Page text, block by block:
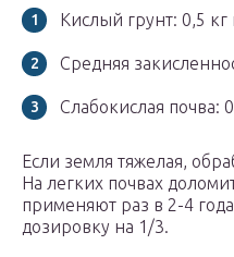
Кислый грунт: 0,5 кг
Средняя
Слабокислая почва:
Если земля тяжелая,
На легких почвах
применяют раз в 2-4
дозировку на 1/3.